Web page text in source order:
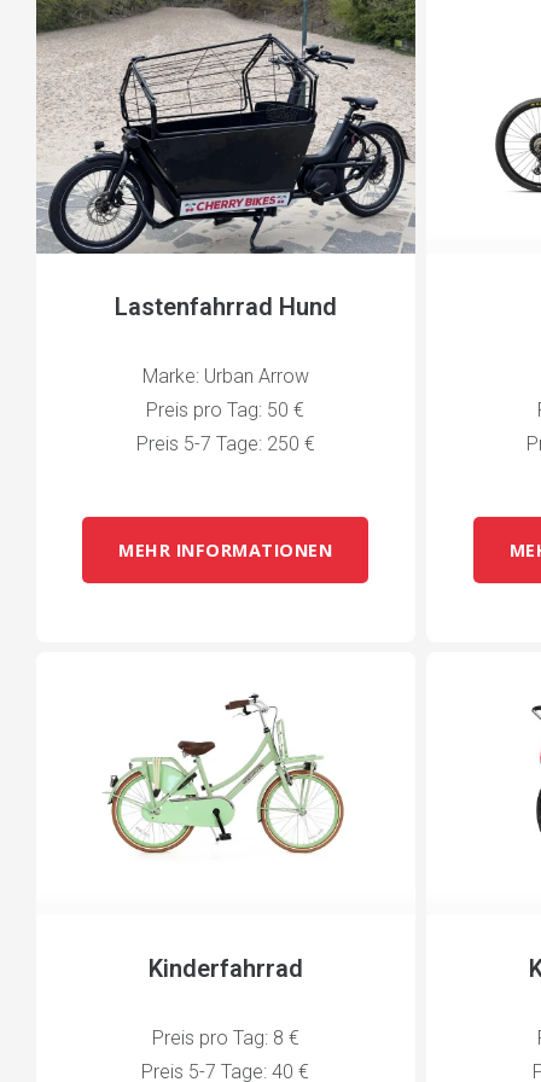
Lastenfahrrad Hund
Marke: Urban Arrow
Preis pro Tag: 50 €
Preis 5-7 Tage: 250 €
MEHR INFORMATIONEN
Kinderfahrrad
Preis pro Tag: 8 €
Preis 5-7 Tage: 40 €